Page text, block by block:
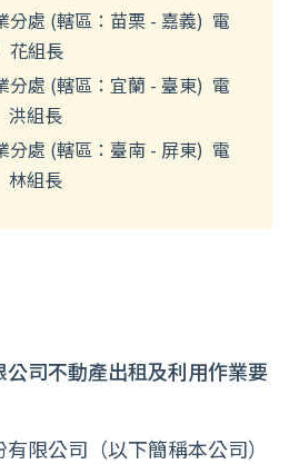
分處 (轄區：苗栗 - 嘉義) 電
花組長
分處 (轄區：宜蘭 - 臺東) 電
組長
分處 (轄區：臺南 - 屏東) 電
組長
司不動產出租及利用作業要
限公司（以下簡稱本公司）